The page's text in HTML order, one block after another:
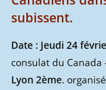
subissent.
Date : Jeudi 24
consulat du Canada
Lyon 2ème.